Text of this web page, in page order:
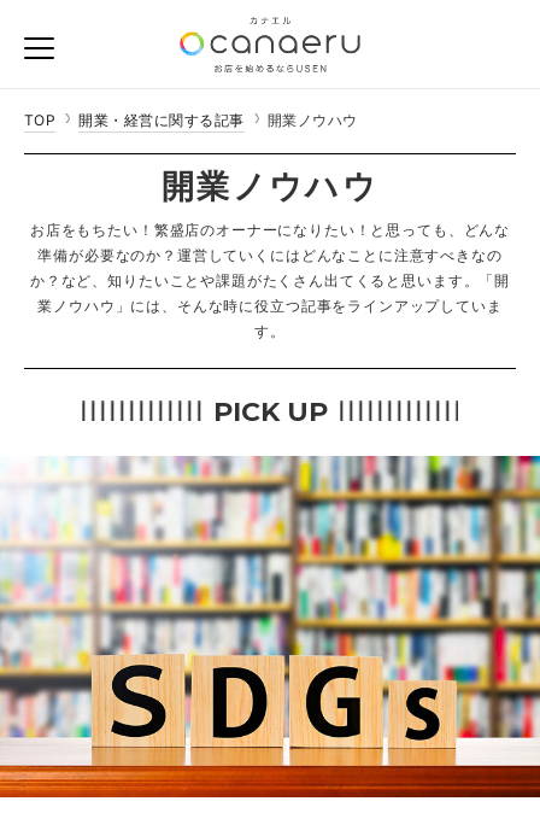
TOP 開業・経営に関する記事 開業ノウハウ
開業ノウハウ
お店をもちたい！繁盛店のオーナーになりたい！と思っても、どんな
準備が必要なのか？運営していくにはどんなことに注意すべきなの
か？など、知りたいことや課題がたくさん出てくると思います。
「開
業ノウハウ」には、そんな時に役立つ記事をラインアップしていま
す。
PICK UP